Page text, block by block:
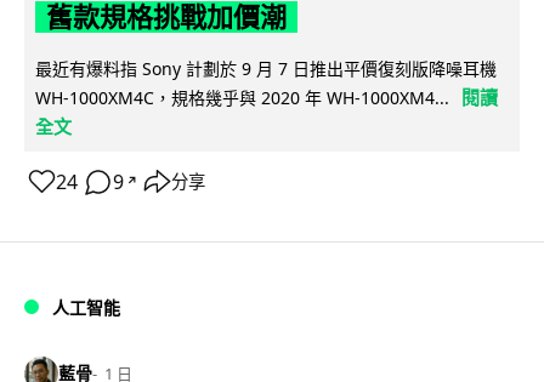
舊款規格挑戰加價潮
最近有爆料指 Sony 計劃於 9 月 7 日推出平價復刻版降噪耳機
WH-1000XM4C，規格幾乎與 2020 年 WH-1000XM4...
閱讀
全文
24 9 ↗ 分享
人工智能
藍骨 1 日